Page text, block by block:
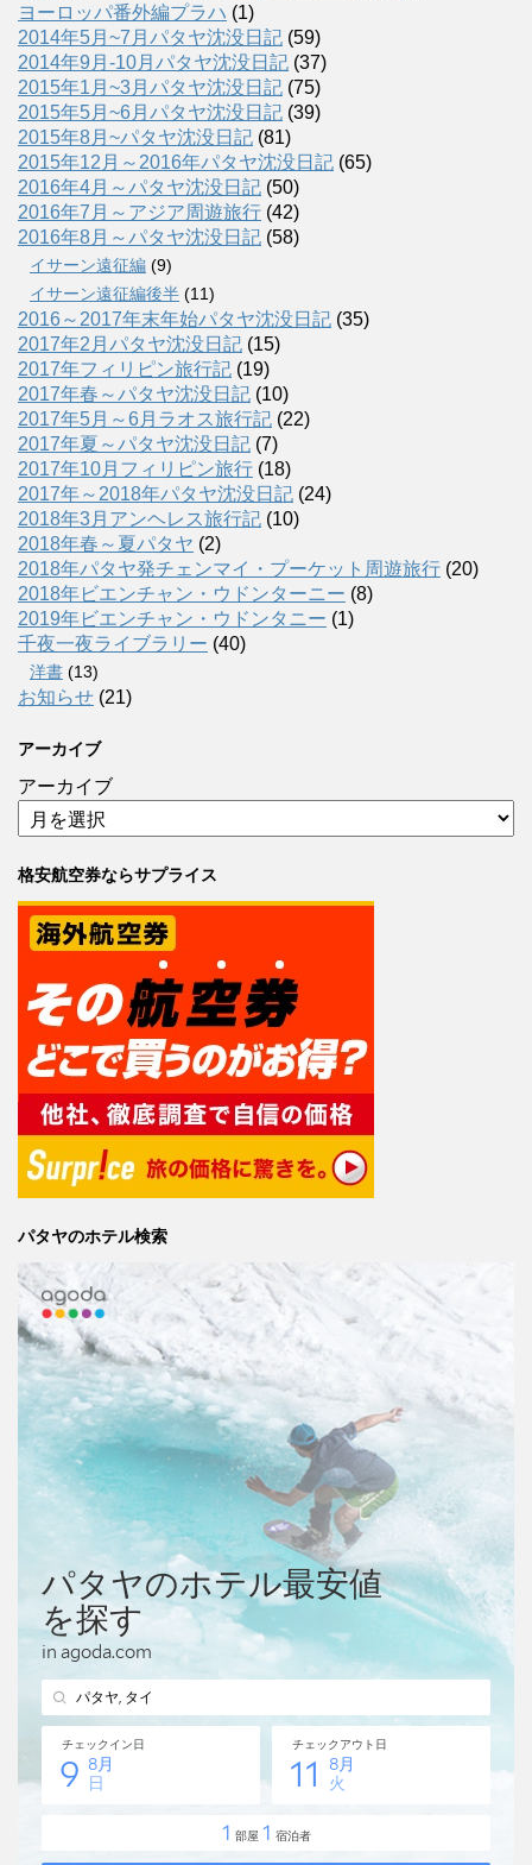
ヨーロッパ番外編プラハ (1)
2014年5月~7月パタヤ沈没日記 (59)
2014年9月-10月パタヤ沈没日記 (37)
2015年1月~3月パタヤ沈没日記 (75)
2015年5月~6月パタヤ沈没日記 (39)
2015年8月~パタヤ沈没日記 (81)
2015年12月～2016年パタヤ沈没日記 (65)
2016年4月～パタヤ沈没日記 (50)
2016年7月～アジア周遊旅行 (42)
2016年8月～パタヤ沈没日記 (58)
イサーン遠征編 (9)
イサーン遠征編後半 (11)
2016～2017年末年始パタヤ沈没日記 (35)
2017年2月パタヤ沈没日記 (15)
2017年フィリピン旅行記 (19)
2017年春～パタヤ沈没日記 (10)
2017年5月～6月ラオス旅行記 (22)
2017年夏～パタヤ沈没日記 (7)
2017年10月フィリピン旅行 (18)
2017年～2018年パタヤ沈没日記 (24)
2018年3月アンヘレス旅行記 (10)
2018年春～夏パタヤ (2)
2018年パタヤ発チェンマイ・プーケット周遊旅行 (20)
2018年ビエンチャン・ウドンターニー (8)
2019年ビエンチャン・ウドンタニー (1)
千夜一夜ライブラリー (40)
洋書 (13)
お知らせ (21)
アーカイブ
アーカイブ
格安航空券ならサプライス
パタヤのホテル検索